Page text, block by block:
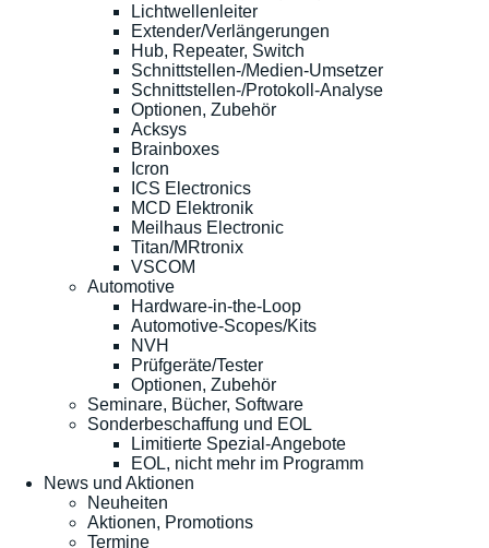
Lichtwellenleiter
Extender/Verlängerungen
Hub, Repeater, Switch
Schnittstellen-/Medien-Umsetzer
Schnittstellen-/Protokoll-Analyse
Optionen, Zubehör
Acksys
Brainboxes
Icron
ICS Electronics
MCD Elektronik
Meilhaus Electronic
Titan/MRtronix
VSCOM
Automotive
Hardware-in-the-Loop
Automotive-Scopes/Kits
NVH
Prüfgeräte/Tester
Optionen, Zubehör
Seminare, Bücher, Software
Sonderbeschaffung und EOL
Limitierte Spezial-Angebote
EOL, nicht mehr im Programm
News und Aktionen
Neuheiten
Aktionen, Promotions
Termine